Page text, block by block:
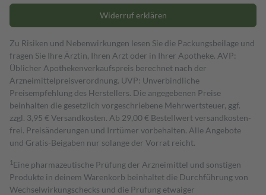
Widerruf erklären
Zu Risiken und Nebenwirkungen lesen Sie die Packungsbeilage und
fragen Sie Ihre Ärztin, Ihren Arzt oder in Ihrer Apotheke. AVP:
Üblicher Apothekenverkaufspreis berechnet nach der
Arzneimittelpreisverordnung. UVP: Unverbindliche
Preisempfehlung des Herstellers. Die angegebenen Preise
beinhalten die gesetzlich vorgeschriebene Mehrwertsteuer, ggf.
zzgl. 3,95 € Versandkosten. Ab 29,00 € Bestell­wert versand­kosten­
frei. Preisänderungen und Irrtümer vorbehalten. Alle Angebote
und Gratis-Beigaben nur solange der Vorrat reicht.
1 Eine pharmazeutische Prüfung der Arzneimittel und sonstigen
Produkte in deinem Warenkorb beinhaltet die Durchführung von
Wechselwirkungschecks und die Prüfung etwaiger